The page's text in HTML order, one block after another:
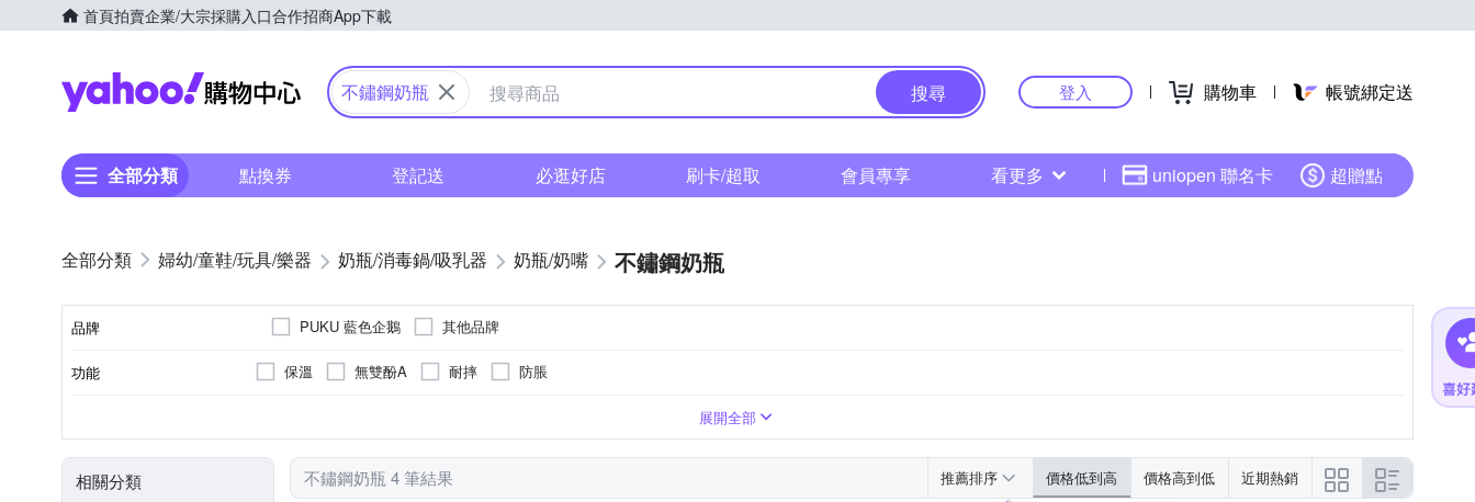
首頁拍賣企業/大宗採購入口合作招商App下載
Yahoo購物中心
不鏽鋼奶瓶 搜尋 登入 購物車 帳號綁定送
全部分類 點換券 登記送 必逛好店 刷卡/超取 會員專享 看更多 uniopen 聯名卡 超贈點
婦幼/童鞋/玩具/樂器 奶瓶/消毒鍋/吸乳器 奶瓶/奶嘴 不鏽鋼奶瓶
品牌 PUKU 藍色企鵝 其他品牌
功能 保溫 無雙酚A 耐摔 防脹
展開全部
相關分類 不鏽鋼奶瓶 4 筆結果 推薦排序 價格低到高 價格高到低 近期熱銷